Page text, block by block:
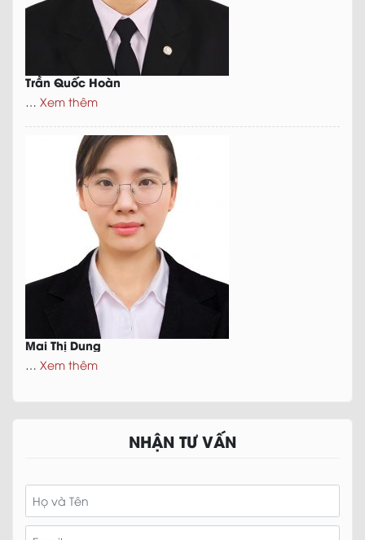
Trần Quốc Hoàn
Xem thêm
Mai Thị Dung
Xem thêm
NHẬN TƯ VẤN